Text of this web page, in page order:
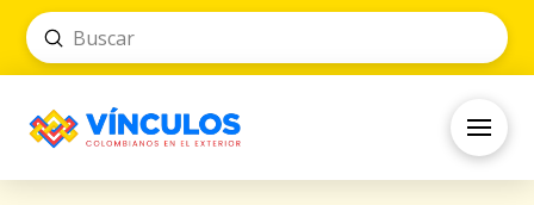
Search
Submit